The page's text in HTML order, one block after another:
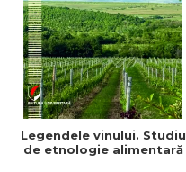
Legendele vinului. Studiu
de etnologie alimentară